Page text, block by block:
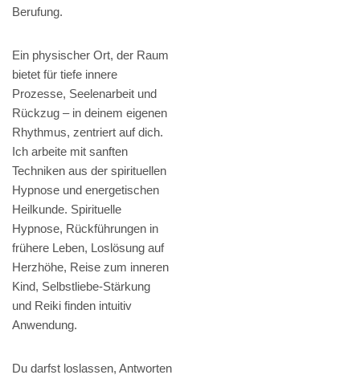
Berufung.
Ein physischer Ort, der Raum
bietet für tiefe innere
Prozesse, Seelenarbeit und
Rückzug – in deinem eigenen
Rhythmus, zentriert auf dich.
Ich arbeite mit sanften
Techniken aus der spirituellen
Hypnose und energetischen
Heilkunde. Spirituelle
Hypnose, Rückführungen in
frühere Leben, Loslösung auf
Herzhöhe, Reise zum inneren
Kind, Selbstliebe-Stärkung
und Reiki finden intuitiv
Anwendung.
Du darfst loslassen, Antworten